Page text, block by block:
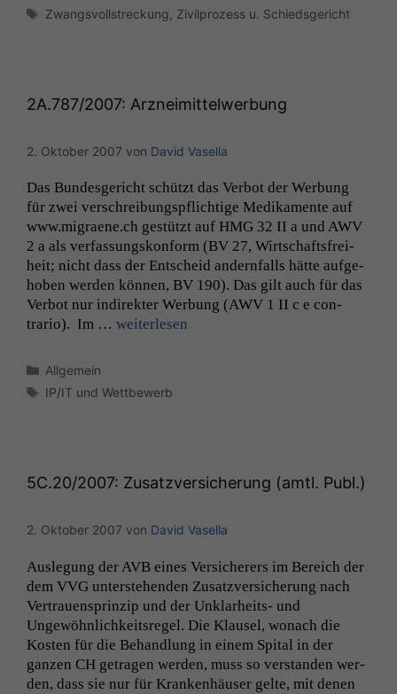
Schlagwörter
Zwangsvollstreckung Zivilprozess u. Schiedsgericht
2A.787/2007: Arzneimittelwerbung
2. Oktober 2007 von David Vasella
Das Bun­des­gericht schützt das Ver­bot der Wer­bung
für zwei ver­schrei­bungspflichtige Medika­mente auf
www.migraene.ch gestützt auf HMG 32 II a und AWV
2 a als ver­fas­sungskon­form (BV 27, Wirtschafts­frei­
heit; nicht dass der Entscheid andern­falls hätte aufge­
hoben wer­den kön­nen, BV 190). Das gilt auch für das
Ver­bot nur indi­rek­ter Wer­bung (AWV 1 II c e con­
trario). Im … weit­er­lesen
Kategorien
Allgemein
Schlagwörter
IP/IT und Wettbewerb
5C.20/2007: Zusatzversicherung (amtl. Publ.)
2. Oktober 2007 von David Vasella
Ausle­gung derAVB eines Ver­sicher­ers im Bere­ich der
dem VVG unter­ste­hen­den Zusatzver­sicherung nach
Ver­trauen­sprinzip und der Unklarheits- und
Ungewöhn­lichkeit­sregel. Die Klausel, wonach die
Kosten für die Behand­lung in einem Spi­tal in der
ganzen CH getra­gen wer­den, muss so ver­standen wer­
den, dass sie nur für Kranken­häuser gelte, mit denen